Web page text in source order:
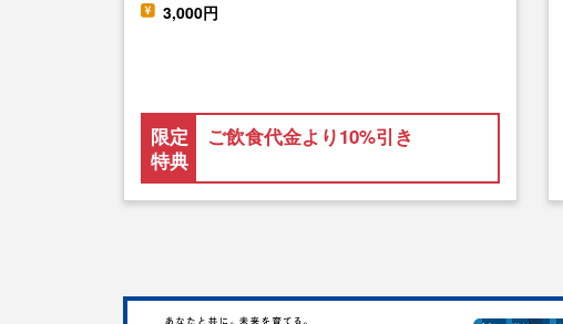
3,000円
限定
特典
ご飲食代金より10%引き